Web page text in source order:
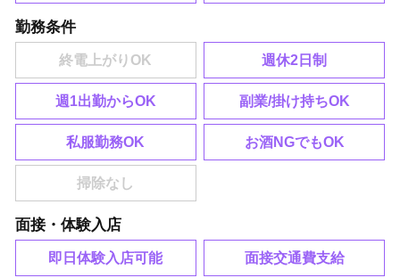
勤務条件
週休2日制
週1出勤からOK 副業/掛け持ちOK
私服勤務OK お酒NGでもOK
面接・体験入店
即日体験入店可能 面接交通費支給